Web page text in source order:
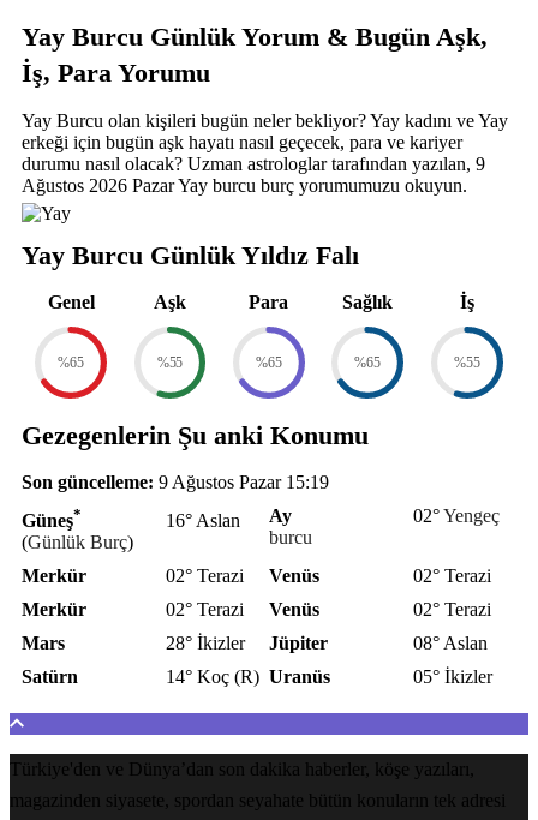
Yay Burcu Günlük Yorum & Bugün Aşk,
İş, Para Yorumu
Yay Burcu olan kişileri bugün neler bekliyor? Yay kadını ve Yay
erkeği için bugün aşk hayatı nasıl geçecek, para ve kariyer
durumu nasıl olacak? Uzman astrologlar tarafından yazılan, 9
Ağustos 2026 Pazar Yay burcu burç yorumumuzu okuyun.
Yay Burcu Günlük Yıldız Falı
Genel
%65
Aşk
%55
Para
%65
Sağlık
%65
İş
%55
Gezegenlerin Şu anki Konumu
Son güncelleme: 9 Ağustos Pazar 15:19
Güneş*
16° Aslan
(Günlük Burç)
Ay 02°Yengeç
burcu
Merkür
02° Terazi Venüs
02° Terazi
Merkür
02° Terazi Venüs
02° Terazi
Mars
28° İkizler Jüpiter
08° Aslan
Satürn
14° Koç (R) Uranüs 05° İkizler
Türkiye'den ve Dünya’dan son dakika haberler, köşe yazıları,
magazinden siyasete, spordan seyahate bütün konuların tek adresi